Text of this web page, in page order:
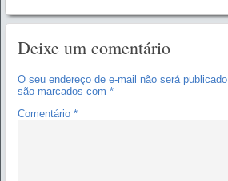
Deixe um comentário
O seu endereço de e-mail não será publicado.
são marcados com *
Comentário *